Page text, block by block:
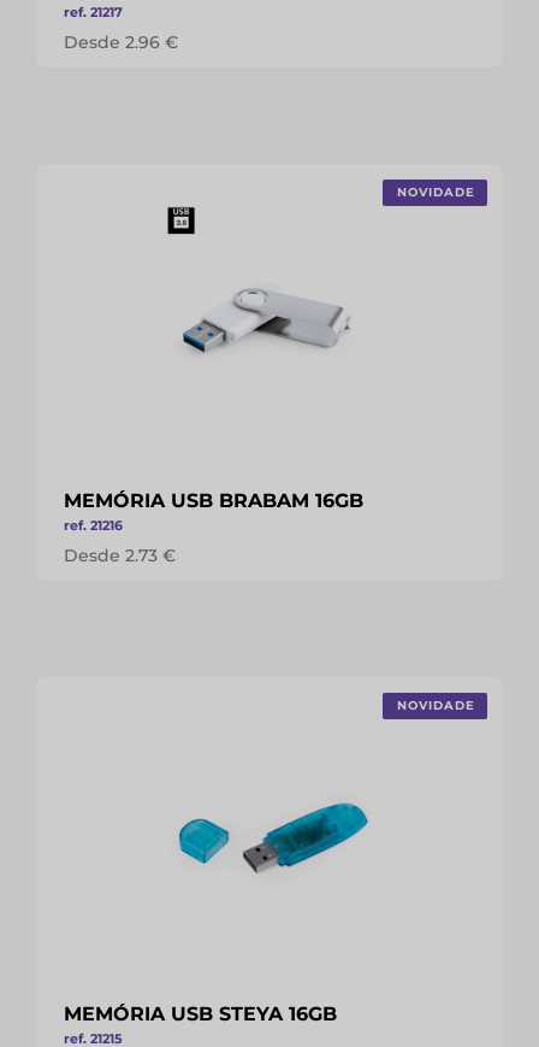
ref. 21217
Desde 2.96 €
NOVIDADE
MEMÓRIA USB BRABAM 16GB
ref. 21216
Desde 2.73 €
NOVIDADE
MEMÓRIA USB STEYA 16GB
ref. 21215